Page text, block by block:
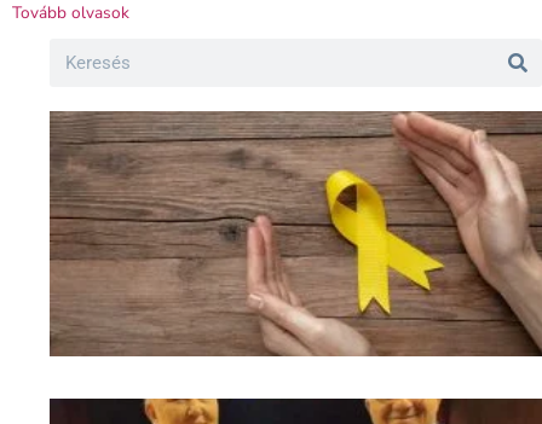
Tovább olvasok
Search